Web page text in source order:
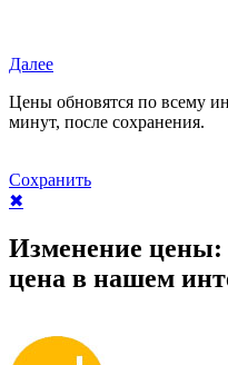
Далее
Цены обновятся по всему
минут, после сохранения.
Сохранить
✖
Изменение цены:
цена в нашем